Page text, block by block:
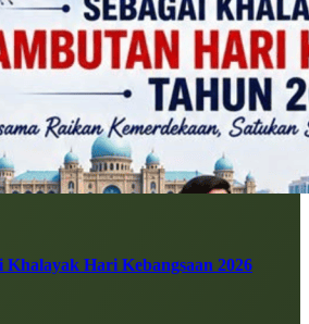
Khalayak Hari Kebangsaan 2026